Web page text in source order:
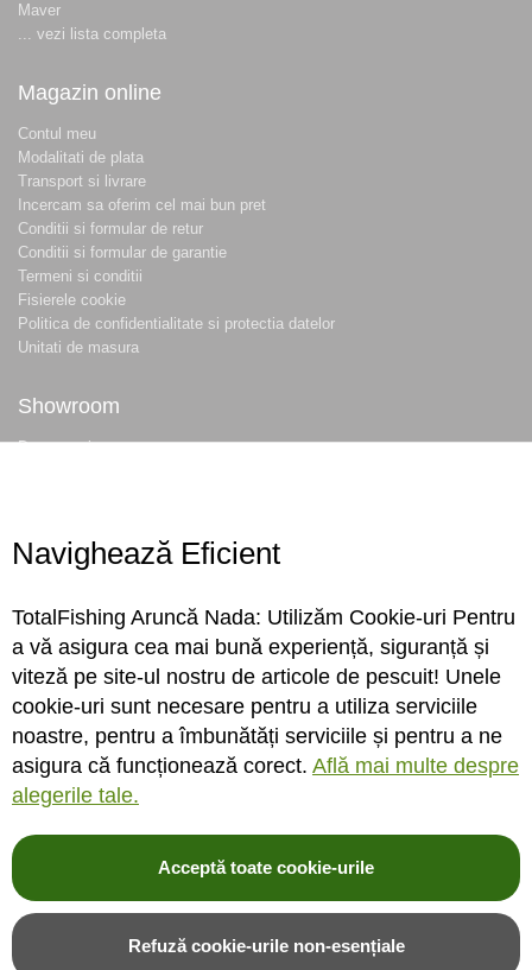
Maver
... vezi lista completa
Magazin online
Contul meu
Modalitati de plata
Transport si livrare
Incercam sa oferim cel mai bun pret
Conditii si formular de retur
Conditii si formular de garantie
Termeni si conditii
Fisierele cookie
Politica de confidentialitate si protectia datelor
Unitati de masura
Showroom
Despre noi
Conecteaza-te
Sa ne cunoastem mai bine. Vino alaturi de noi pe reteaua ta preferata. Te
asteptam cu stiri, surprize, concursuri, premii ...
© 2004-2026 TotalFishing SRL. Toate drepturile rezervate. Citititermeni si
fisiere cookie ,politica de confidentialitate si protectia datelor
Navighează Eficient
TotalFishing Aruncă Nada: Utilizăm Cookie-uri Pentru
a vă asigura cea mai bună experiență, siguranță și
viteză pe site-ul nostru de articole de pescuit! Unele
cookie-uri sunt necesare pentru a utiliza serviciile
noastre, pentru a îmbunătăți serviciile și pentru a ne
asigura că funcționează corect. Află mai multe despre
alegerile tale.
Acceptă toate cookie-urile
Refuză cookie-urile non-esențiale